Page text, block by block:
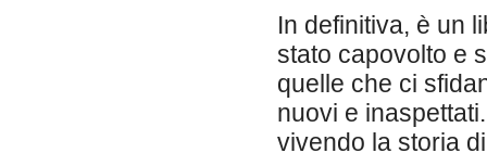
In definitiva, è un
stato capovolto e
quelle che ci
nuovi e
vivendo la storia